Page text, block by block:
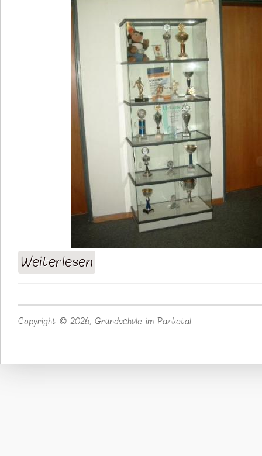
Weiterlesen
Copyright © 2026, Grundschule im Panketal